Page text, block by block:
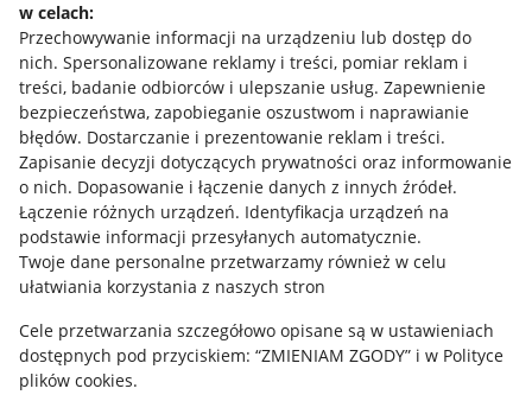
w celach:
Przechowywanie informacji na urządzeniu lub dostęp do
nich. Spersonalizowane reklamy i treści, pomiar reklam i
treści, badanie odbiorców i ulepszanie usług. Zapewnienie
bezpieczeństwa, zapobieganie oszustwom i naprawianie
błędów. Dostarczanie i prezentowanie reklam i treści.
Zapisanie decyzji dotyczących prywatności oraz informowanie
o nich. Dopasowanie i łączenie danych z innych źródeł.
Łączenie różnych urządzeń. Identyfikacja urządzeń na
podstawie informacji przesyłanych automatycznie.
Twoje dane personalne przetwarzamy również w celu
ułatwiania korzystania z naszych stron
Cele przetwarzania szczegółowo opisane są w ustawieniach
dostępnych pod przyciskiem: “ZMIENIAM ZGODY” i w Polityce
plików cookies.
Allegro Gadane dla sprzedających
Allegro Gadane dla kupujących
Mapa miejscowości
Informacje prawne
Regulamin
Polityka plików "cookies"
Ustawienia plików "cookies"
Udostępnianie lokalizacji
Informacje dla Aktu o Usługach Cyfrowych